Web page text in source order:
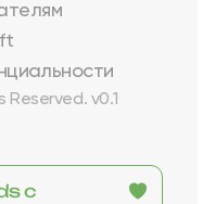
Reserved. v0.1
с